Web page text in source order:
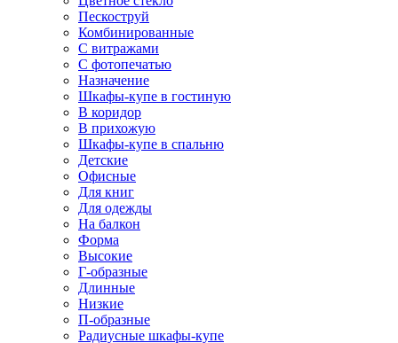
Пескоструй
Комбинированные
С витражами
С фотопечатью
Назначение
Шкафы-купе в гостиную
В коридор
В прихожую
Шкафы-купе в спальню
Детские
Офисные
Для книг
Для одежды
На балкон
Форма
Высокие
Г-образные
Длинные
Низкие
П-образные
Радиусные шкафы-купе